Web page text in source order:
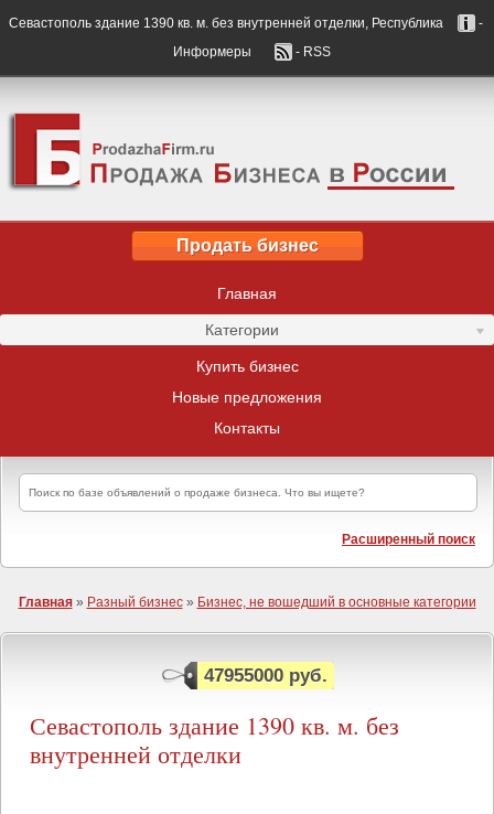
Севастополь здание 1390 кв. м. без внутренней отделки, Республика
-
Информеры
- RSS
Продать бизнес
Главная
Категории
Купить бизнес
Новые предложения
Контакты
Расширенный поиск
Главная» Разный бизнес» Бизнес, не вошедший в основные категории
47955000 руб.
Севастополь здание 1390 кв. м. без
внутренней отделки